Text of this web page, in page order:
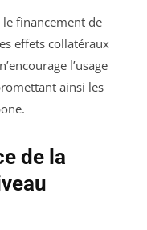
financement de
effets collatéraux
l’usage
ainsi les
de la